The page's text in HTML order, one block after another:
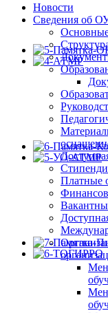
Новости
Сведения об
Платные